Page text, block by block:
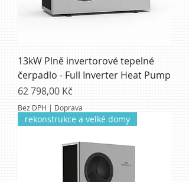
13kW Plně invertorové tepelné
čerpadlo - Full Inverter Heat Pump
Cena
62 798,00 Kč
Bez DPH | Doprava
rekonstrukce a velké domy